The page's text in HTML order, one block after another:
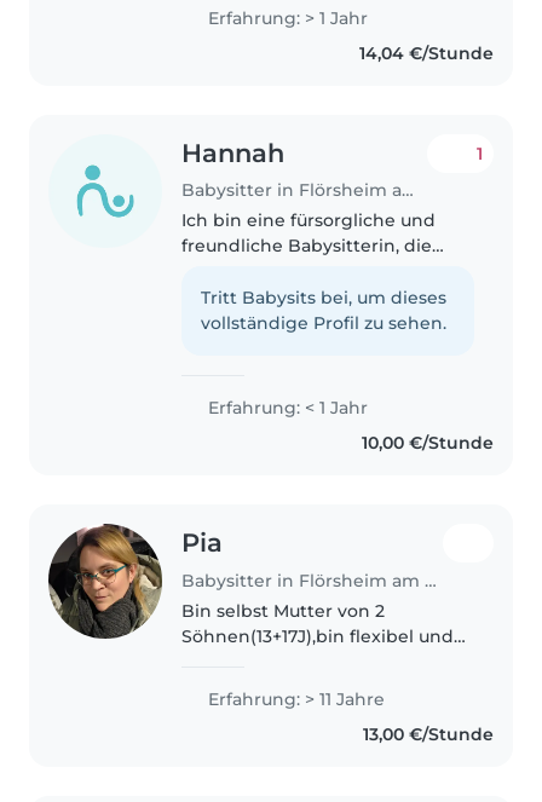
noch keine offizielle Erfahrung
als Babysitterin habe, habe ich
Erfahrung: > 1 Jahr
14,04 €/Stunde
Hannah
Babysitter in Flörsheim am Main
1
Ich bin eine fürsorgliche und
freundliche Babysitterin, die
bis 8 Jahren spielt und bastelt.
Ich habe Erfahrung mit Kindern
Tritt Babysits bei, um dieses
vollständige Profil zu sehen.
Erfahrung: < 1 Jahr
10,00 €/Stunde
Pia
Babysitter in Flörsheim am Main
Bin selbst Mutter von 2
Söhnen(13+17J),bin flexibel und
mehr Informationen einfach
anschreiben und sich
kennenlernen =) Würde mich
Erfahrung: > 11 Jahre
13,00 €/Stunde